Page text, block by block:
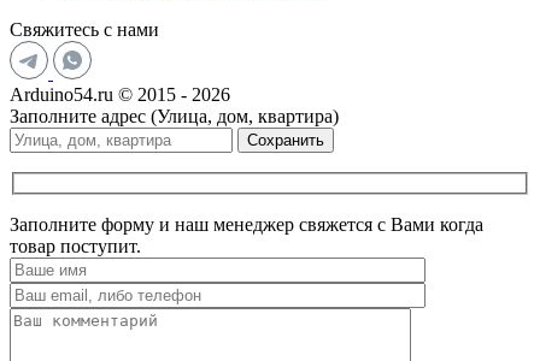
Свяжитесь с нами
Arduino54.ru © 2015 - 2026
Заполните адрес (Улица, дом, квартира)
Сохранить
Заполните форму и наш менеджер свяжется с Вами когда
товар поступит.